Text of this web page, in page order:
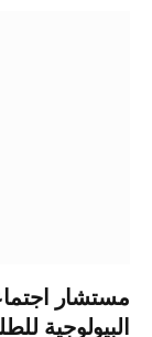
مستشار
البيولوجية